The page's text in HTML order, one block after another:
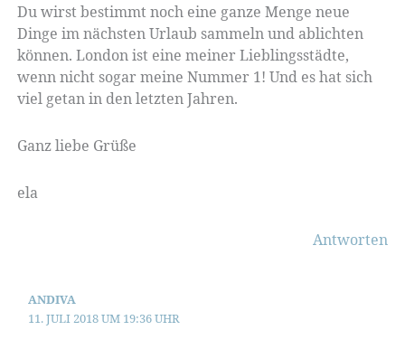
Du wirst bestimmt noch eine ganze Menge neue
Dinge im nächsten Urlaub sammeln und ablichten
können. London ist eine meiner Lieblingsstädte,
wenn nicht sogar meine Nummer 1! Und es hat sich
viel getan in den letzten Jahren.
Ganz liebe Grüße
ela
Antworten
ANDIVA
11. JULI 2018 UM 19:36 UHR